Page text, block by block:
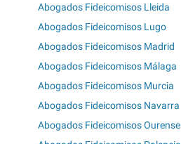
Abogados Fideicomisos Lleida
Abogados Fideicomisos Lugo
Abogados Fideicomisos Madrid
Abogados Fideicomisos Málaga
Abogados Fideicomisos Murcia
Abogados Fideicomisos Navarra
Abogados Fideicomisos Ourense